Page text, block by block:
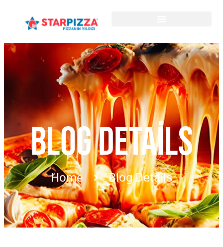
BLOG DETAILS
Home Blog Details